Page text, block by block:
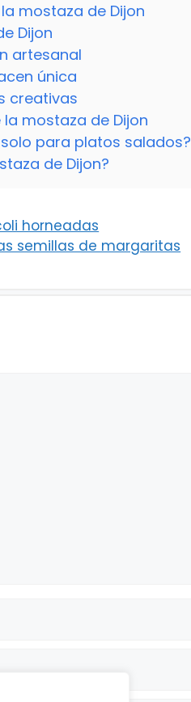
mostaza de Dijon
Dijon
artesanal
única
creativas
mostaza de Dijon
para platos salados?
de Dijon?
horneadas
semillas de margaritas